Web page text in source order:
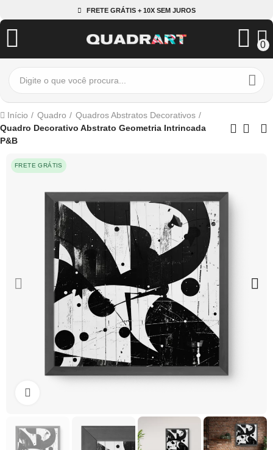
FRETE GRÁTIS + 10X SEM JUROS
0
Início Quadro
Quadros Abstratos Decorativos
Quadro Decorativo Abstrato Geometria Intrincada
P&B
FRETE GRÁTIS